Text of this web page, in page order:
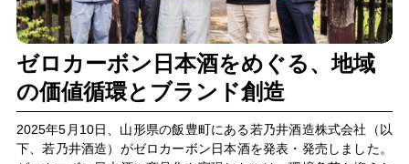
ゼロカーボン日本酒をめぐる、地域
の価値循環とブランド創造
2025年5月10日、山形県の飯豊町にある若乃井酒造株式会社（以
下、若乃井酒造）がゼロカーボン日本酒を発表・発売しました。